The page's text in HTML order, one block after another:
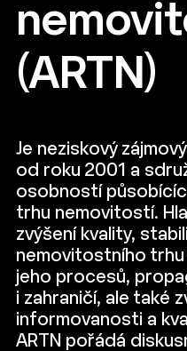
(ARTN)
Je neziskový
od roku 2001 a
osobností
trhu nemovitostí.
zvýšení kvality,
nemovitostního trhu
jeho procesů,
i zahraničí, ale také
informovanosti a
ARTN pořádá